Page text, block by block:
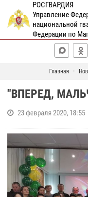
РОСГВАРДИЯ
Управление
национальной
Федерации по
Главная
"ВПЕРЕД,
23 февраля 2020, 18:55